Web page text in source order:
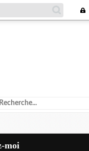
moi